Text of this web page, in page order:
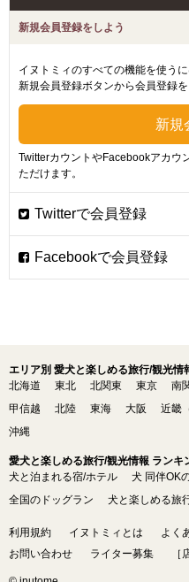
新規会員登録をしよう
イヌトミィのすべての機能を使う
新規会員登録ボタンから会員登録を
TwitterカウントやFacebookアカウ
ただけます。
エリア別 愛犬と楽しめる旅行/観光情
北海道
東北 北関東 東京 南
甲信越
北陸 東海 大阪 近畿
沖縄
愛犬と楽しめる旅行/観光情報 ランキ
犬と泊まれる宿/ホテル
犬 同伴OK
全国のドッグラン
犬と楽しめる旅
利用規約 イヌトミィとは よく
お問い合わせ
ライター募集